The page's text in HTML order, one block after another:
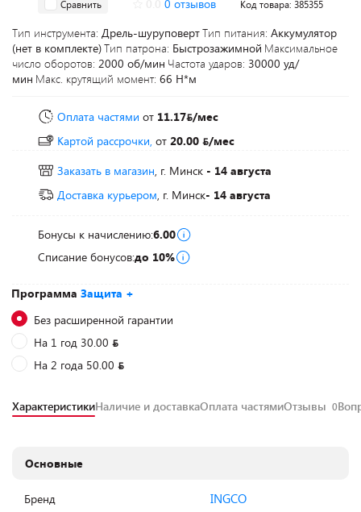
Программа Защита +
Без расширенной гарантии
На 1 год 30.00
На 2 года 50.00
Сравнить 0 отзывов Код товара: 385355
Тип инструмента: Дрель-шуруповертТип питания: Аккумулятор
(нет в комплекте)Тип патрона: Быстрозажимной Максимальное
число оборотов: 2000 об/мин Частота ударов: 30000 уд/
мин Макс. крутящий момент: 66 Н*м
Оплата частями от 11.17 /мес
Картой рассрочки, от 20.00
/мес
Заказать в магазин, г. Минск - 14 августа
Доставка курьером, г. Минск- 14 августа
Бонусы к начислению:6.00
Списание бонусов:до 10%
ХарактеристикиНаличие и доставкаОплата частямиОтзывы 0
Основные
Бренд INGCO